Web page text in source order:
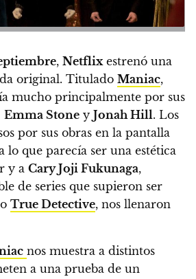
, Netflixestrenó una
original. Titulado Maniac,
mucho principalmente por sus
Emma Stone y Jonah Hill. Los
por sus obras en la pantalla
lo que parecía ser una estética
y a Cary Joji Fukunaga,
de series que supieron ser
True Detective, nos llenaron
nos muestra a distintos
a una prueba de un